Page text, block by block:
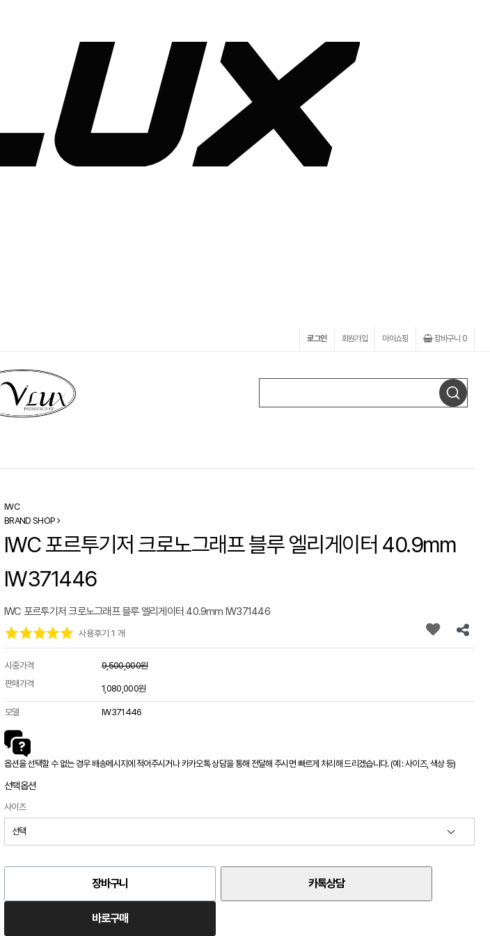
장바구니 0
마이쇼핑
회원가입
로그인
IWC
BRAND SHOP
IWC 포르투기저 크로노그래프 블루 엘리게이터 40.9mm
IW371446
IWC 포르투기저 크로노그래프 블루 엘리게이터 40.9mm IW371446
사용후기 1 개
시중가격
9,500,000원
판매가격
1,080,000원
모델 IW371446
옵션을 선택할 수 없는 경우 배송메시지에 적어주시거나 카카오톡 상담을 통해 전달해 주시면 빠르게 처리해 드리겠습니다. (예 : 사이즈, 색상 등)
선택옵션
사이즈
장바구니 카톡상담
바로구매